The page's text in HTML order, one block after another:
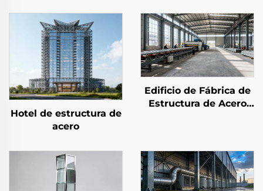
Hotel de estructura de
acero
Edificio de Fábrica de
Estructura de Acero